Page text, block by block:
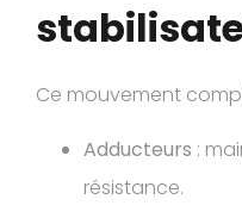
Ce mouvement
Adducteurs :
résistance.